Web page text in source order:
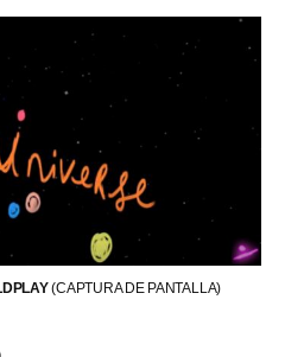
(CAPTURA DE PANTALLA)